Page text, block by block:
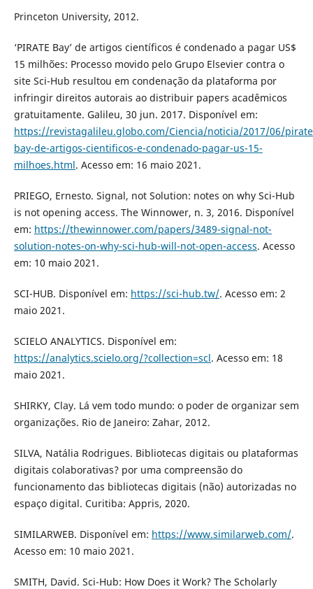
Princeton University, 2012.
‘PIRATE Bay’ de artigos científicos é condenado a pagar US$
15 milhões: Processo movido pelo Grupo Elsevier contra o
site Sci-Hub resultou em condenação da plataforma por
infringir direitos autorais ao distribuir papers acadêmicos
gratuitamente. Galileu, 30 jun. 2017. Disponível em:
https://revistagalileu.globo.com/Ciencia/noticia/2017/06/
bay-de-artigos-cientificos-e-condenado-pagar-us-15-
milhoes.html. Acesso em: 16 maio 2021.
PRIEGO, Ernesto. Signal, not Solution: notes on why Sci-Hub
is not opening access. The Winnower, n. 3, 2016. Disponível
em: https://thewinnower.com/papers/3489-signal-not-
solution-notes-on-why-sci-hub-will-not-open-access. Acesso
em: 10 maio 2021.
SCI-HUB. Disponível em: https://sci-hub.tw/. Acesso em: 2
maio 2021.
SCIELO ANALYTICS. Disponível em:
https://analytics.scielo.org/?collection=scl. Acesso em: 18
maio 2021.
SHIRKY, Clay. Lá vem todo mundo: o poder de organizar sem
organizações. Rio de Janeiro: Zahar, 2012.
SILVA, Natália Rodrigues. Bibliotecas digitais ou plataformas
digitais colaborativas? por uma compreensão do
funcionamento das bibliotecas digitais (não) autorizadas no
espaço digital. Curitiba: Appris, 2020.
SIMILARWEB. Disponível em: https://www.similarweb.com/.
Acesso em: 10 maio 2021.
SMITH, David. Sci-Hub: How Does it Work? The Scholarly